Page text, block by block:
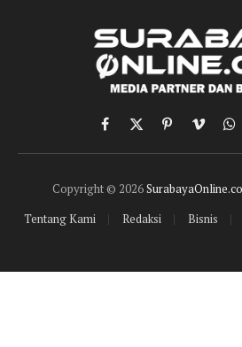
Facebook
X
(Twitter)
PinterestVimeo
Copyright © 2026SurabayaOnline.co
Tentang Kami
Redaksi Bisnis